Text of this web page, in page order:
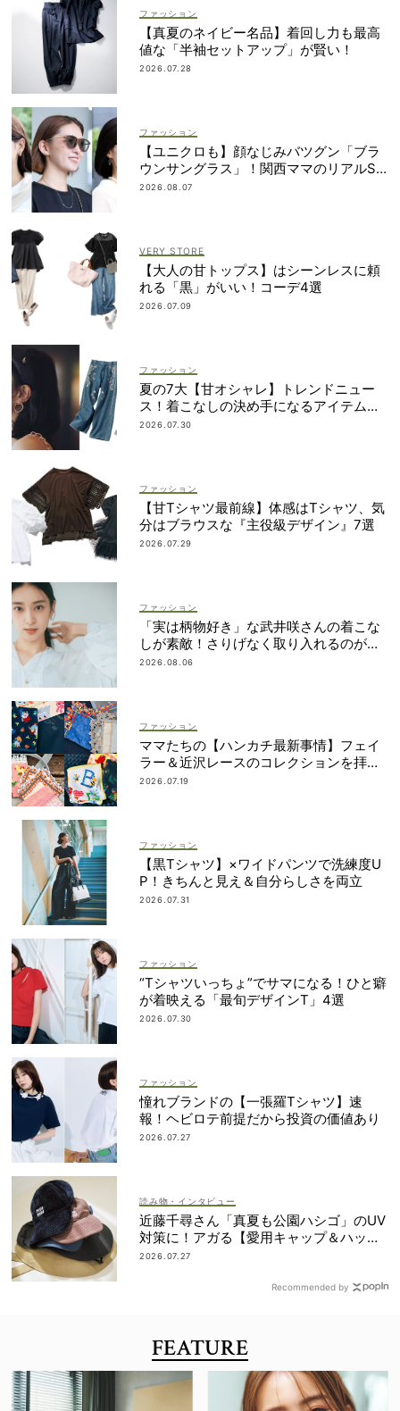
ファッション
【真夏のネイビー名品】着回し力も最高
値な「半袖セットアップ」が賢い！
2026.07.28
ファッション
【ユニクロも】顔なじみバツグン「ブラ
ウンサングラス」！関西ママのリアルSN
AP5選
2026.08.07
VERY STORE
【大人の甘トップス】はシーンレスに頼
れる「黒」がいい！コーデ4選
2026.07.09
ファッション
夏の7大【甘オシャレ】トレンドニュー
ス！着こなしの決め手になるアイテムが
勢揃い
2026.07.30
ファッション
【甘Tシャツ最前線】体感はTシャツ、気
分はブラウスな『主役級デザイン』7選
2026.07.29
ファッション
「実は柄物好き」な武井咲さんの着こな
しが素敵！さりげなく取り入れるのが気
分
2026.08.06
ファッション
ママたちの【ハンカチ最新事情】フェイ
ラー＆近沢レースのコレクションを拝
見！
2026.07.19
ファッション
【黒Tシャツ】×ワイドパンツで洗練度U
P！きちんと見え＆自分らしさを両立
2026.07.31
ファッション
“Tシャツいっちょ”でサマになる！ひと癖
が着映える「最旬デザインT」4選
2026.07.30
ファッション
憧れブランドの【一張羅Tシャツ】速
報！ヘビロテ前提だから投資の価値あり
2026.07.27
読み物・インタビュー
近藤千尋さん「真夏も公園ハシゴ」のUV
対策に！アガる【愛用キャップ＆ハッ
ト】大公開
2026.07.27
Recommended by
FEATURE